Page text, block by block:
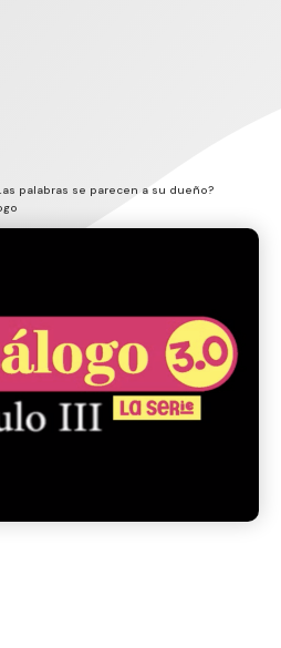
palabras se parecen a su dueño?